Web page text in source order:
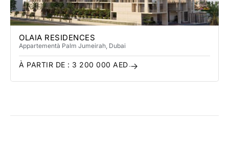
OLAIA RESIDENCES
Appartementà Palm Jumeirah , Dubai
À PARTIR DE : 3 200 000 AED